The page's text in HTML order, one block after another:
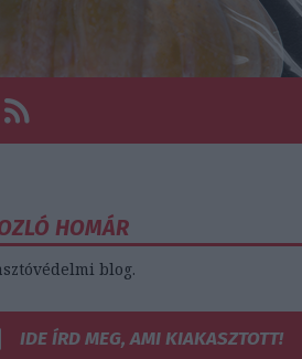
HOMÁR
blog.
IDE ÍRD MEG, AMI KIAKASZTOTT!